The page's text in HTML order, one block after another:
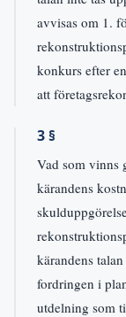
avvisas om 1.
konkurs efter
att
3 §
Vad som vinns
kärandens
kärandens
fordringen i
utdelning som